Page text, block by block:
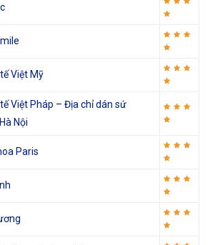
Việt Mỹ
Việt Pháp – Địa chỉ dán sứ
Nội
Paris